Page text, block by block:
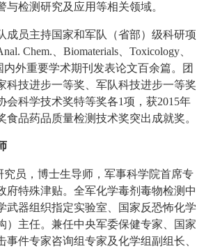
与检测研究及应用等相关领域。
成员主持国家和军队（省部）级科研项
Chem.、Biomaterials、Toxicology、
内外重要学术期刊发表论文百余篇。团
科技进步一等奖、军队科技进步一等奖
会科学技术奖特等奖各1项，获2015年
食品药品质量检测技术奖突出成就奖。
究员，博士生导师，军事科学院首席专
府特殊津贴。全军化学毒剂毒物检测中
武器组织指定实验室、国家反恐怖化学
）主任。兼任中央军委保健专家、国家
事件专家咨询组专家及化学组副组长、